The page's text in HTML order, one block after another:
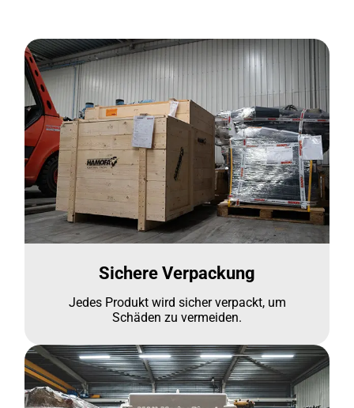
Sichere Verpackung
Jedes Produkt wird sicher verpackt, um
Schäden zu vermeiden.